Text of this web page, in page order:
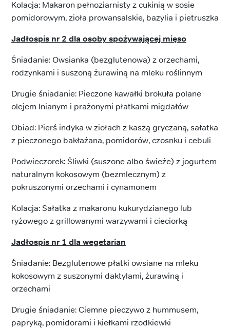
Kolacja: Makaron pełnoziarnisty z cukinią w sosie
pomidorowym, zioła prowansalskie, bazylia i pietruszka
Jadłospis nr 2 dla osoby spożywającej mięso
Śniadanie: Owsianka (bezglutenowa) z orzechami,
rodzynkami i suszoną żurawiną na mleku roślinnym
Drugie śniadanie: Pieczone kawałki brokuła polane
olejem lnianym i prażonymi płatkami migdałów
Obiad: Pierś indyka w ziołach z kaszą gryczaną, sałatka
z pieczonego bakłażana, pomidorów, czosnku i cebuli
Podwieczorek: Śliwki (suszone albo świeże) z jogurtem
naturalnym kokosowym (bezmlecznym) z
pokruszonymi orzechami i cynamonem
Kolacja: Sałatka z makaronu kukurydzianego lub
ryżowego z grillowanymi warzywami i cieciorką
Jadłospis nr 1 dla wegetarian
Śniadanie: Bezglutenowe płatki owsiane na mleku
kokosowym z suszonymi daktylami, żurawiną i
orzechami
Drugie śniadanie: Ciemne pieczywo z hummusem,
papryką, pomidorami i kiełkami rzodkiewki